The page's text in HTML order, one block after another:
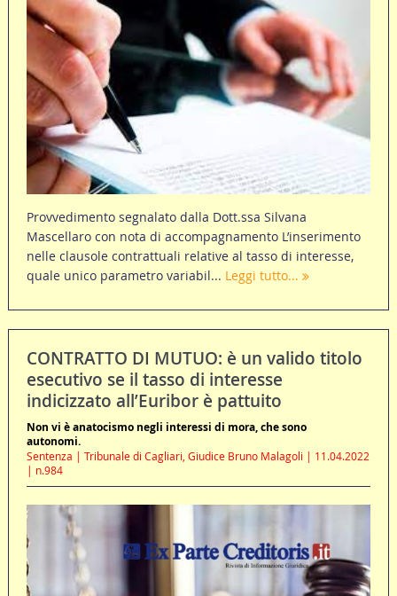
Provvedimento segnalato dalla Dott.ssa Silvana
Mascellaro con nota di accompagnamento L’inserimento
nelle clausole contrattuali relative al tasso di interesse,
quale unico parametro variabil... Leggi tutto...
CONTRATTO DI MUTUO: è un valido titolo
esecutivo se il tasso di interesse
indicizzato all’Euribor è pattuito
Non vi è anatocismo negli interessi di mora, che sono
autonomi.
Sentenza | Tribunale di Cagliari, Giudice Bruno Malagoli | 11.04.2022
| n.984